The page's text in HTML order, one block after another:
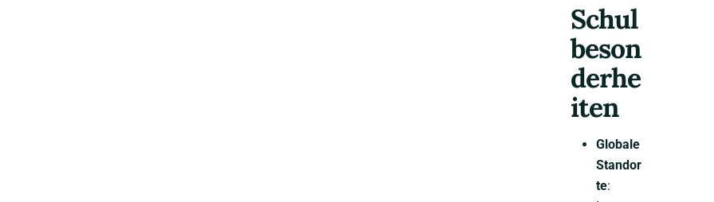
Schul
beson
derhe
iten
Globale
Standor
te: